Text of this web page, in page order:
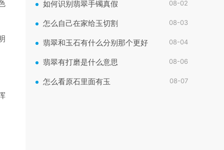
如何识别翡翠手镯真假 08-02
怎么自己在家给玉切割 08-03
翡翠和玉石有什么分别那个更好 08-04
翡翠有打磨是什么意思 08-06
怎么看原石里面有玉 08-07